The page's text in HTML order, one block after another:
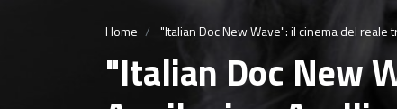
Home "Italian Doc New Wave": il cinema del reale
"Italian Doc New